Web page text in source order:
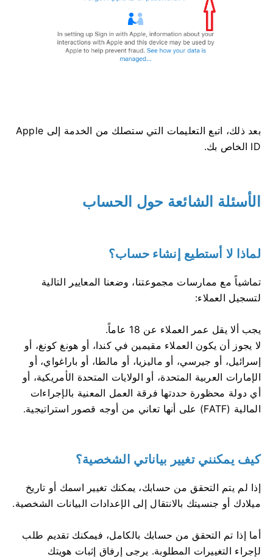
بعد ذلك، اتبع التعليمات التي ستصلك من الخدمة إلى Apple
ID الخاص بك.
الأسئلة الشائعة حول الحساب
لماذا لا أستطيع إنشاء حساب؟
تماشياً مع ممارسات مجموعتنا، وضعنا المعايير التالية
لتسجيل العملاء:
يجب ألا يقل عمر العملاء عن 18 عاماً.
لا يجوز أن يكون العملاء مقيمين في كندا، أو هونغ كونغ، أو
إسرائيل، أو جيرسي، أو ماليزيا، أو مالطا، أو باراغواي، أو
الإمارات العربية المتحدة، أو الولايات المتحدة الأمريكية، أو
أي دولة محظورة حددتها فرقة العمل المعنية بالإجراءات
المالية (FATF) على أنها تعاني من أوجه قصور استراتيجية.
كيف يمكنني تغيير بياناتي الشخصية؟
إذا لم يتم التحقق من حسابك، يمكنك تغيير اسمك أو تاريخ
ميلادك أو جنسيتك بالانتقال إلى الإعدادات البيانات الشخصية.
أما إذا تم التحقق من حسابك بالكامل، فيمكنك تقديم طلب
لإجراء التغييرات المطلوبة. يرجى إرفاق إثبات هويتك